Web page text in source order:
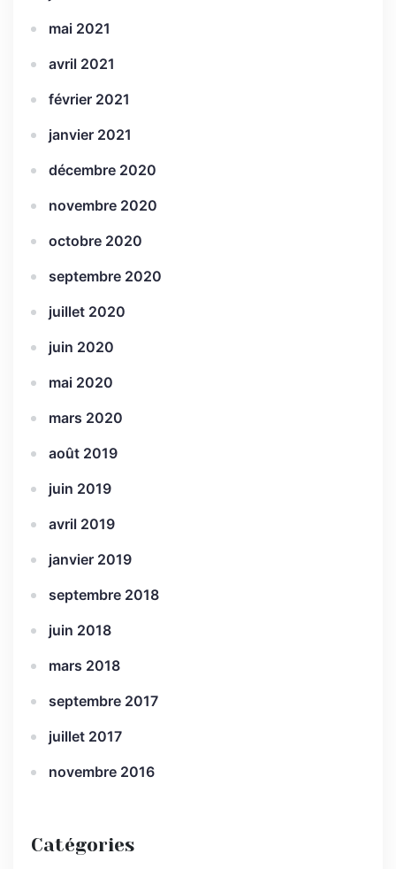
mai 2021
avril 2021
février 2021
janvier 2021
décembre 2020
novembre 2020
octobre 2020
septembre 2020
juillet 2020
juin 2020
mai 2020
mars 2020
août 2019
juin 2019
avril 2019
janvier 2019
septembre 2018
juin 2018
mars 2018
septembre 2017
juillet 2017
novembre 2016
Catégories